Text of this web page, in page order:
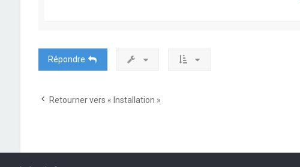
Répondre
Retourner vers « Installation »